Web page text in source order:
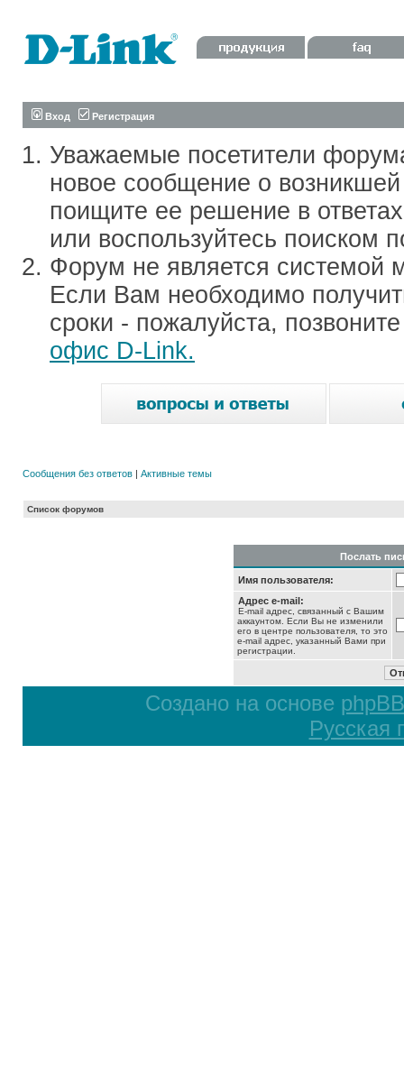
Вход Регистрация
Уважаемые посетители
новое сообщение о
поищите ее решение в
или воспользуйтесь поиском
Форум не является системой
Если Вам необходимо
сроки - пожалуйста,
офис D-Link.
Сообщения без ответов | Активные темы
Список форумов
Послать
Имя пользователя:
Адрес e-mail:
E-mail адрес, связанный с Вашим
аккаунтом. Если Вы не изменили
его в центре пользователя, то это
e-mail адрес, указанный Вами при
регистрации.
Создано на основе phpBB
Русская